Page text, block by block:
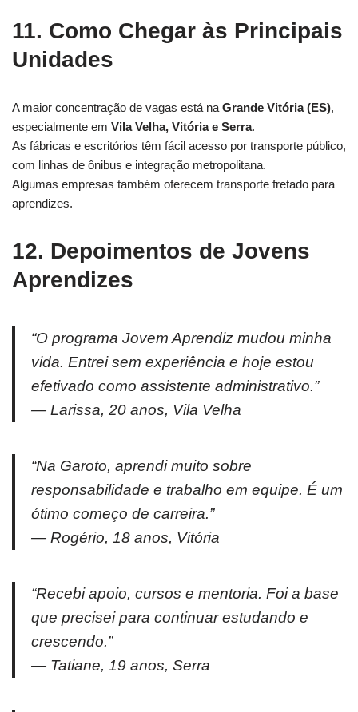
11. Como Chegar às Principais
Unidades
A maior concentração de vagas está naGrande Vitória (ES),
especialmente em Vila Velha, Vitória e Serra.
As fábricas e escritórios têm fácil acesso por transporte público,
com linhas de ônibus e integração metropolitana.
Algumas empresas também oferecem transporte fretado para
aprendizes.
12. Depoimentos de Jovens
Aprendizes
“O programa Jovem Aprendiz mudou minha
vida. Entrei sem experiência e hoje estou
efetivado como assistente administrativo.”
— Larissa, 20 anos, Vila Velha
“Na Garoto, aprendi muito sobre
responsabilidade e trabalho em equipe. É um
ótimo começo de carreira.”
— Rogério, 18 anos, Vitória
“Recebi apoio, cursos e mentoria. Foi a base
que precisei para continuar estudando e
crescendo.”
— Tatiane, 19 anos, Serra